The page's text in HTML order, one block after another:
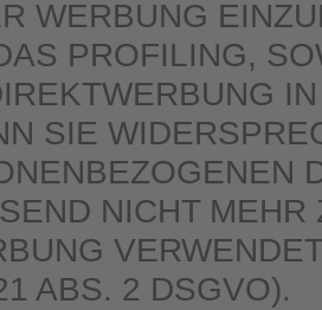
WERBUNG
PROFILING,
SIE
NICHT MEHR
ABS. 2 DSGVO).